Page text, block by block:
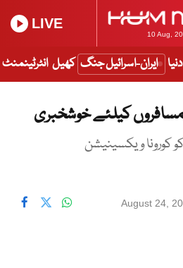
10 Aug,
LIVE
دنیا ایران-اسرائیل جنگ کھیل انٹرٹینمنٹ
کیلئے خوشخبری
کورونا ویکسینیشن
August 24,